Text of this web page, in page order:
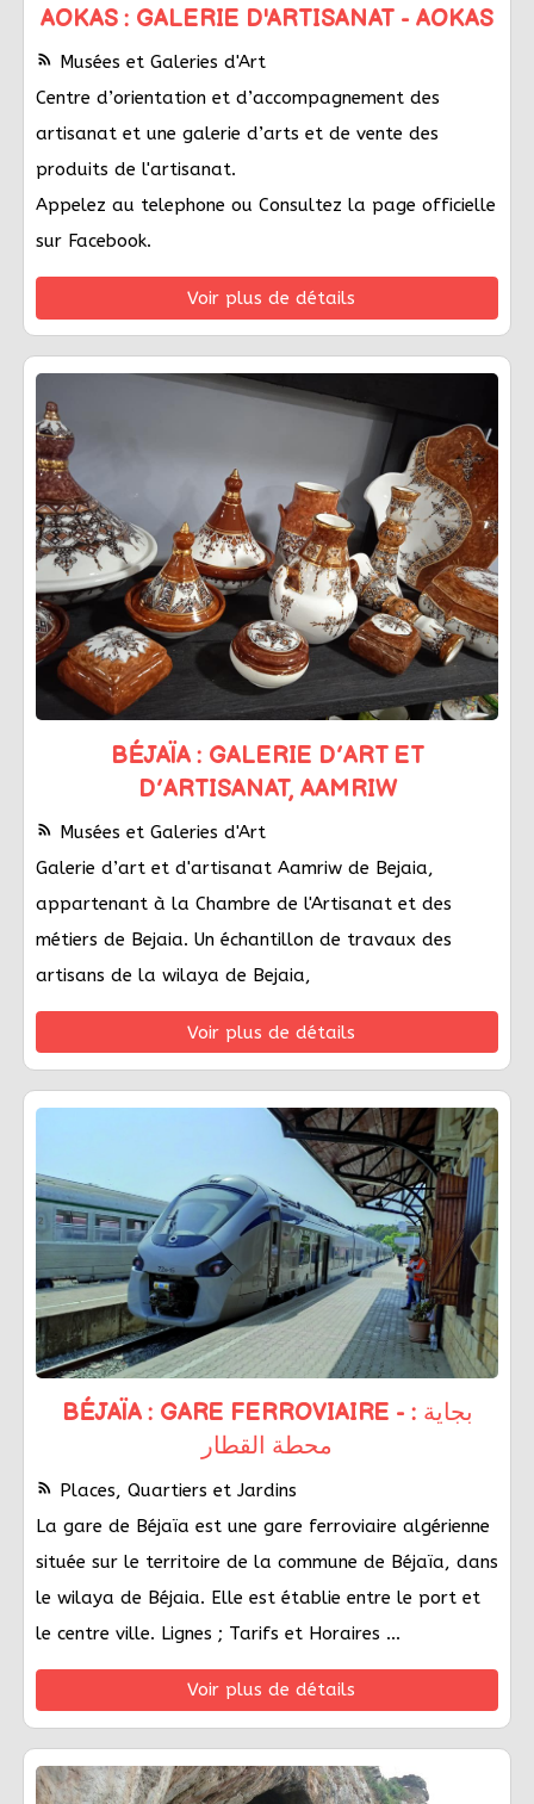
AOKAS : GALERIE D'ARTISANAT - AOKAS
rss_feed
Musées et Galeries d'Art
Centre d’orientation et d’accompagnement des
artisanat et une galerie d’arts et de vente des
produits de l'artisanat.
Appelez au telephone ou Consultez la page officielle
sur Facebook.
Voir plus de détails
BÉJAÏA : GALERIE D’ART ET
D’ARTISANAT, AAMRIW
rss_feed Musées et Galeries d'Art
Galerie d’art et d'artisanat Aamriw de Bejaia,
appartenant à la Chambre de l'Artisanat et des
métiers de Bejaia. Un échantillon de travaux des
artisans de la wilaya de Bejaia,
Voir plus de détails
BÉJAÏA : GARE FERROVIAIRE - بجاية :
محطة القطار
rss_feed Places, Quartiers et Jardins
La gare de Béjaïa est une gare ferroviaire algérienne
située sur le territoire de la commune de Béjaïa, dans
le wilaya de Béjaia. Elle est établie entre le port et
le centre ville. Lignes ; Tarifs et Horaires ...
Voir plus de détails